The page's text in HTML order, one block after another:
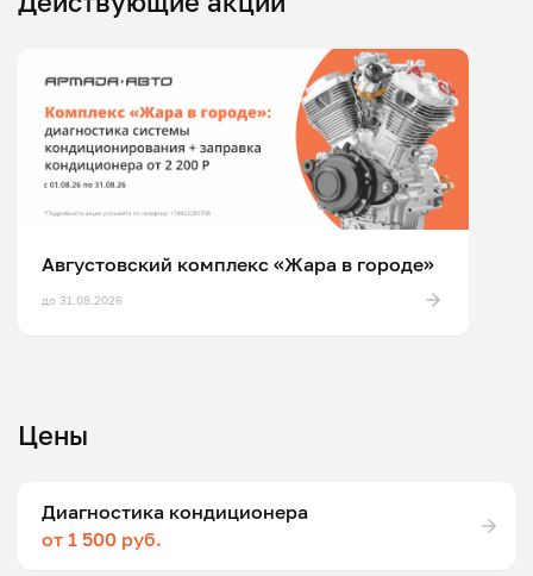
Августовский комплекс «Жара в городе»
до 31.08.2026
Цены
Диагностика кондиционера
от 1 500 руб.